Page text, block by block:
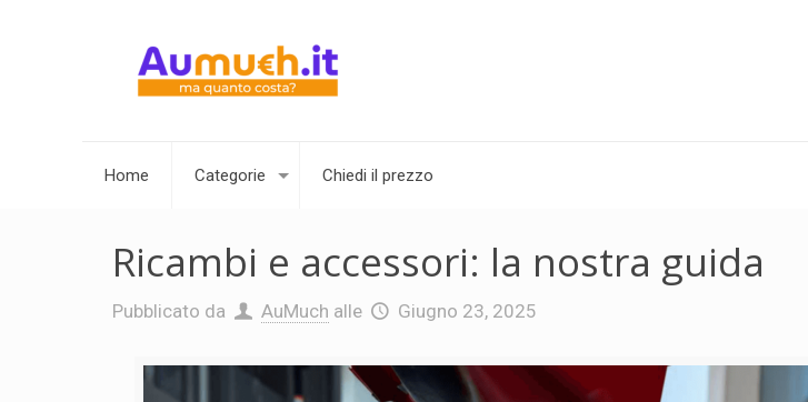
Home Categorie Chiedi il prezzo
Ricambi e accessori: la nostra guida
Pubblicato da AuMuch alle Giugno 23, 2025